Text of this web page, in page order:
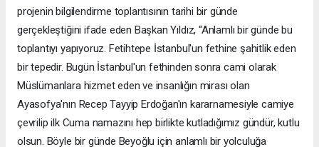
projenin bilgilendirme toplantısının tarihi bir günde
gerçekleştiğini ifade eden Başkan Yıldız, “Anlamlı bir günde bu
toplantıyı yapıyoruz. Fetihtepe İstanbul'un fethine şahitlik eden
bir tepedir. Bugün İstanbul'un fethinden sonra cami olarak
Müslümanlara hizmet eden ve insanlığın mirası olan
Ayasofya'nın Recep Tayyip Erdoğan'ın kararnamesiyle camiye
çevrilip ilk Cuma namazını hep birlikte kutladığımız gündür, kutlu
olsun. Böyle bir günde Beyoğlu için anlamlı bir yolculuğa